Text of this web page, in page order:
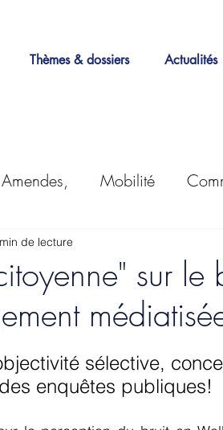
Thèmes & dossiers Actualités
Mobilité
PMR Actions
Taxes Petitions
Limitations de vitesse
sur
de lecture
sélective,
des enquêtes publiques!